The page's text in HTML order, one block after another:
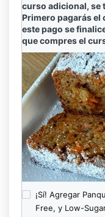
curso adicional, se
Primero pagarás el
este pago se
que compres el
¡Sí! Agregar
Free, y Low-